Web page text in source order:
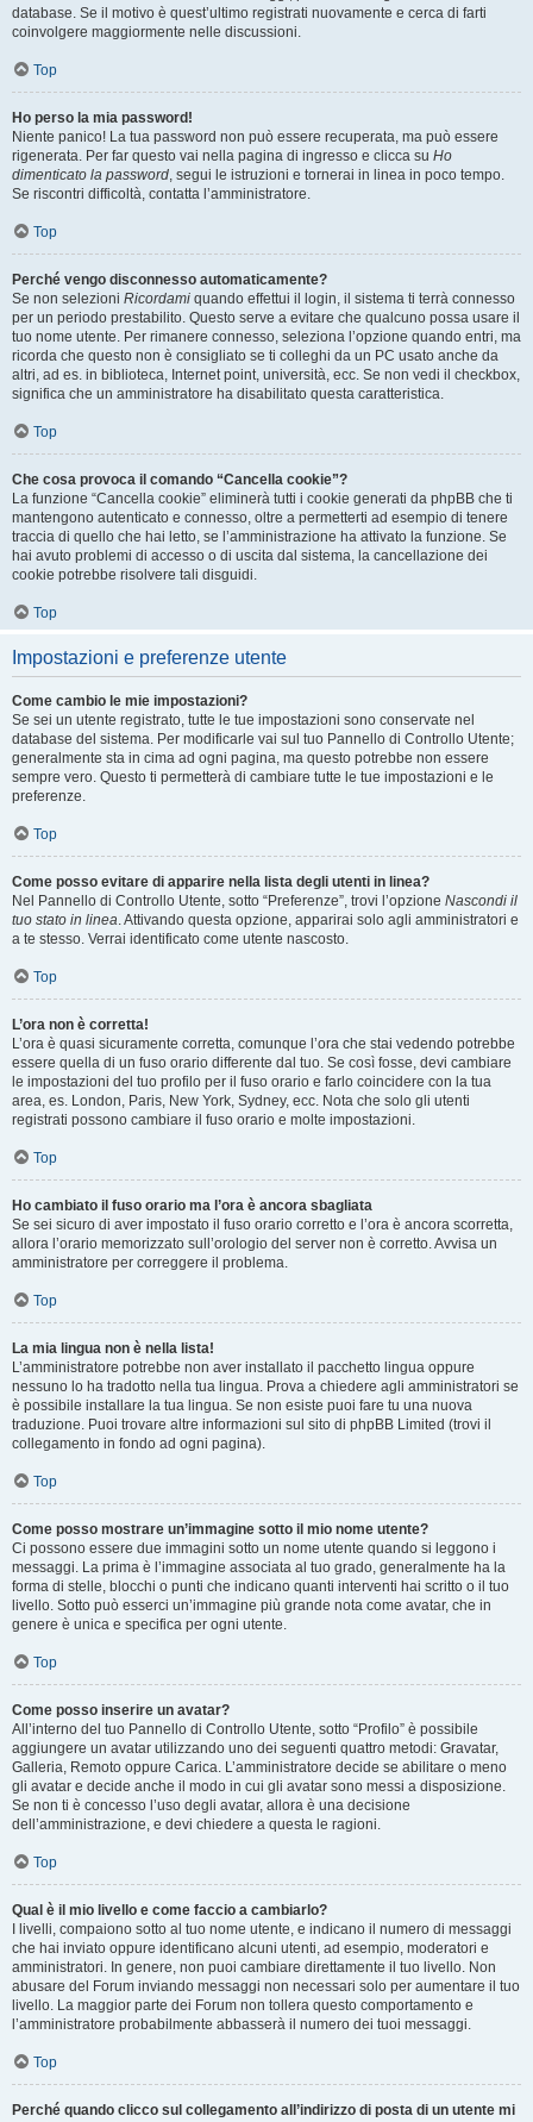
database. Se il motivo è quest’ultimo registrati nuovamente e cerca di farti
coinvolgere maggiormente nelle discussioni.
Top
Ho perso la mia password!
Niente panico! La tua password non può essere recuperata, ma può essere
rigenerata. Per far questo vai nella pagina di ingresso e clicca su Ho
dimenticato la password, segui le istruzioni e tornerai in linea in poco tempo.
Se riscontri difficoltà, contatta l’amministratore.
Top
Perché vengo disconnesso automaticamente?
Se non selezioni Ricordami quando effettui il login, il sistema ti terrà connesso
per un periodo prestabilito. Questo serve a evitare che qualcuno possa usare il
tuo nome utente. Per rimanere connesso, seleziona l’opzione quando entri, ma
ricorda che questo non è consigliato se ti colleghi da un PC usato anche da
altri, ad es. in biblioteca, Internet point, università, ecc. Se non vedi il checkbox,
significa che un amministratore ha disabilitato questa caratteristica.
Top
Che cosa provoca il comando “Cancella cookie”?
La funzione “Cancella cookie” eliminerà tutti i cookie generati da phpBB che ti
mantengono autenticato e connesso, oltre a permetterti ad esempio di tenere
traccia di quello che hai letto, se l’amministrazione ha attivato la funzione. Se
hai avuto problemi di accesso o di uscita dal sistema, la cancellazione dei
cookie potrebbe risolvere tali disguidi.
Top
Impostazioni e preferenze utente
Come cambio le mie impostazioni?
Se sei un utente registrato, tutte le tue impostazioni sono conservate nel
database del sistema. Per modificarle vai sul tuo Pannello di Controllo Utente;
generalmente sta in cima ad ogni pagina, ma questo potrebbe non essere
sempre vero. Questo ti permetterà di cambiare tutte le tue impostazioni e le
preferenze.
Top
Come posso evitare di apparire nella lista degli utenti in linea?
Nel Pannello di Controllo Utente, sotto “Preferenze”, trovi l’opzione Nascondi il
tuo stato in linea. Attivando questa opzione, apparirai solo agli amministratori e
a te stesso. Verrai identificato come utente nascosto.
Top
L’ora non è corretta!
L’ora è quasi sicuramente corretta, comunque l’ora che stai vedendo potrebbe
essere quella di un fuso orario differente dal tuo. Se così fosse, devi cambiare
le impostazioni del tuo profilo per il fuso orario e farlo coincidere con la tua
area, es. London, Paris, New York, Sydney, ecc. Nota che solo gli utenti
registrati possono cambiare il fuso orario e molte impostazioni.
Top
Ho cambiato il fuso orario ma l’ora è ancora sbagliata
Se sei sicuro di aver impostato il fuso orario corretto e l’ora è ancora scorretta,
allora l’orario memorizzato sull’orologio del server non è corretto. Avvisa un
amministratore per correggere il problema.
Top
La mia lingua non è nella lista!
L’amministratore potrebbe non aver installato il pacchetto lingua oppure
nessuno lo ha tradotto nella tua lingua. Prova a chiedere agli amministratori se
è possibile installare la tua lingua. Se non esiste puoi fare tu una nuova
traduzione. Puoi trovare altre informazioni sul sito di phpBB Limited (trovi il
collegamento in fondo ad ogni pagina).
Top
Come posso mostrare un’immagine sotto il mio nome utente?
Ci possono essere due immagini sotto un nome utente quando si leggono i
messaggi. La prima è l’immagine associata al tuo grado, generalmente ha la
forma di stelle, blocchi o punti che indicano quanti interventi hai scritto o il tuo
livello. Sotto può esserci un’immagine più grande nota come avatar, che in
genere è unica e specifica per ogni utente.
Top
Come posso inserire un avatar?
All’interno del tuo Pannello di Controllo Utente, sotto “Profilo” è possibile
aggiungere un avatar utilizzando uno dei seguenti quattro metodi: Gravatar,
Galleria, Remoto oppure Carica. L’amministratore decide se abilitare o meno
gli avatar e decide anche il modo in cui gli avatar sono messi a disposizione.
Se non ti è concesso l’uso degli avatar, allora è una decisione
dell’amministrazione, e devi chiedere a questa le ragioni.
Top
Qual è il mio livello e come faccio a cambiarlo?
I livelli, compaiono sotto al tuo nome utente, e indicano il numero di messaggi
che hai inviato oppure identificano alcuni utenti, ad esempio, moderatori e
amministratori. In genere, non puoi cambiare direttamente il tuo livello. Non
abusare del Forum inviando messaggi non necessari solo per aumentare il tuo
livello. La maggior parte dei Forum non tollera questo comportamento e
l’amministratore probabilmente abbasserà il numero dei tuoi messaggi.
Top
Perché quando clicco sul collegamento all’indirizzo di posta di un utente mi